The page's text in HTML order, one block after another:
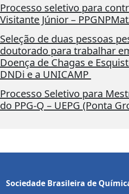
Processo seletivo para
Visitante Júnior –
Seleção de duas pessoas
doutorado para trabalhar
Doença de Chagas e
DNDi e a UNICAMP
Processo Seletivo para
do PPG-Q – UEPG (Ponta
Sociedade Brasileira de